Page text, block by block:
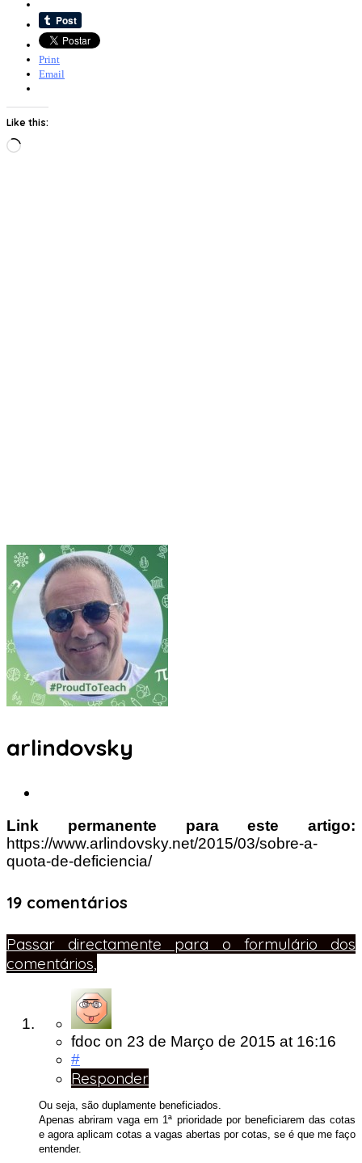
Print
Email
Like this:
Loading…
arlindovsky
Link permanente para este artigo:
https://www.arlindovsky.net/2015/03/sobre-a-
quota-de-deficiencia/
19 comentários
Passar directamente para o formulário dos
comentários,
fdoc on 23 de Março de 2015 at 16:16
#
Responder
Ou seja, são duplamente beneficiados.
Apenas abriram vaga em 1ª prioridade por beneficiarem das cotas
e agora aplicam cotas a vagas abertas por cotas, se é que me faço
entender.